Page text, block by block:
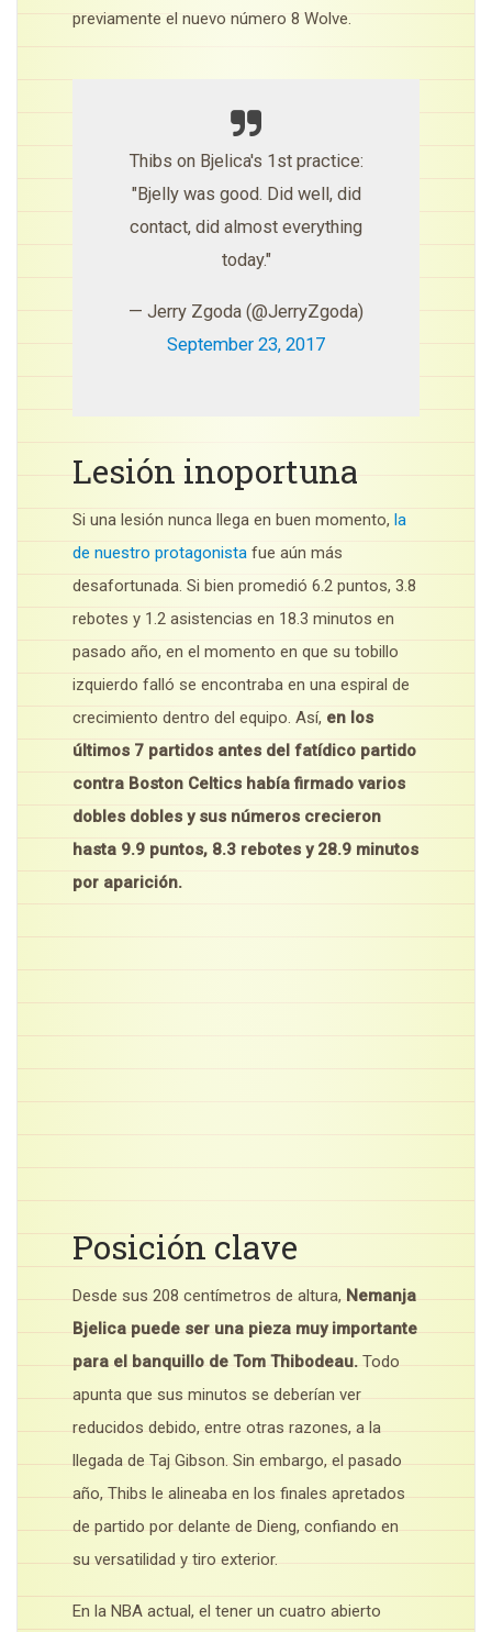
previamente el nuevo número 8 Wolve.
Thibs on Bjelica's 1st practice:
"Bjelly was good. Did well, did
contact, did almost everything
today."
— Jerry Zgoda (@JerryZgoda)
September 23, 2017
Lesión inoportuna
Si una lesión nunca llega en buen momento, la
de nuestro protagonista fue aún más
desafortunada. Si bien promedió 6.2 puntos, 3.8
rebotes y 1.2 asistencias en 18.3 minutos en
pasado año, en el momento en que su tobillo
izquierdo falló se encontraba en una espiral de
crecimiento dentro del equipo. Así, en los
últimos 7 partidos antes del fatídico partido
contra Boston Celtics había firmado varios
dobles dobles y sus números crecieron
hasta 9.9 puntos, 8.3 rebotes y 28.9 minutos
por aparición.
Posición clave
Desde sus 208 centímetros de altura, Nemanja
Bjelica puede ser una pieza muy importante
para el banquillo de Tom Thibodeau. Todo
apunta que sus minutos se deberían ver
reducidos debido, entre otras razones, a la
llegada de Taj Gibson. Sin embargo, el pasado
año, Thibs le alineaba en los finales apretados
de partido por delante de Dieng, confiando en
su versatilidad y tiro exterior.
En la NBA actual, el tener un cuatro abierto